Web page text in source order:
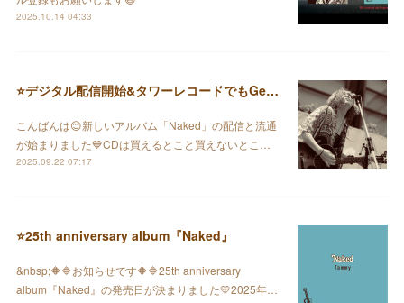
2025.10.14 04:33
⭐️デジタル配信開始&タワーレコードでもGet出来るのだ♪
こんばんは😊新しいアルバム「Naked」の配信と流通
が始まりました💙CDは買えるとこと買えないとこ…
2025.09.22 07:17
⭐️25th anniversary album『Naked』
&nbsp;🔶🔷お知らせです🔶🔷25th anniversary
album『Naked』の発売日が決まりました💛2025年…